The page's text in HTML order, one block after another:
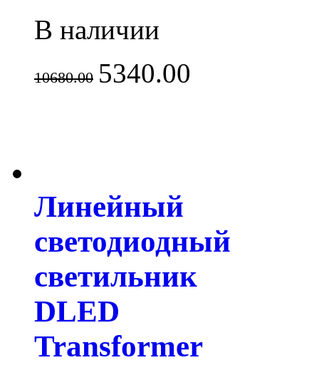
В наличии
10680.00 5340.00
Линейный
светодиодный
светильник
DLED
Transformer